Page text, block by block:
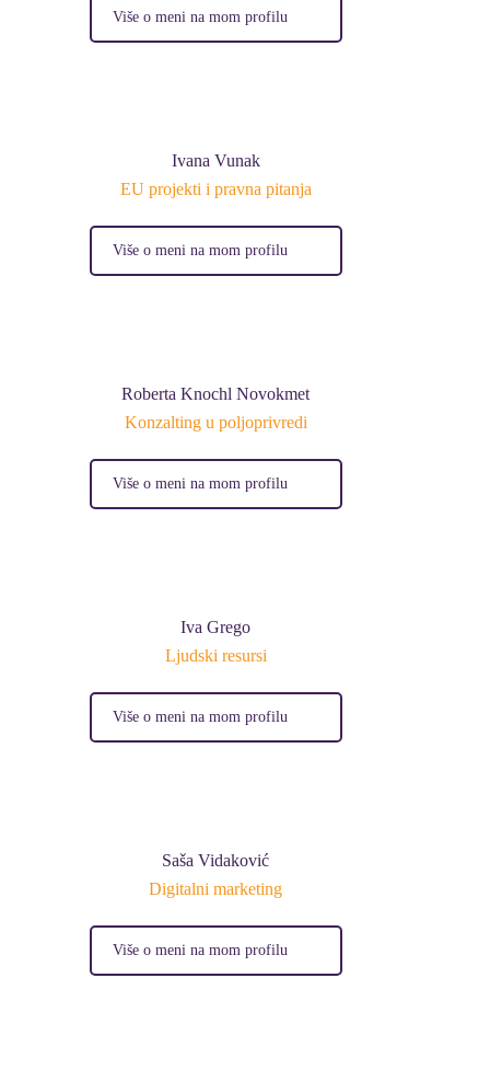
Više o meni na mom profilu
Ivana Vunak
EU projekti i pravna pitanja
Više o meni na mom profilu
Roberta Knochl Novokmet
Konzalting u poljoprivredi
Više o meni na mom profilu
Iva Grego
Ljudski resursi
Više o meni na mom profilu
Saša Vidaković
Digitalni marketing
Više o meni na mom profilu